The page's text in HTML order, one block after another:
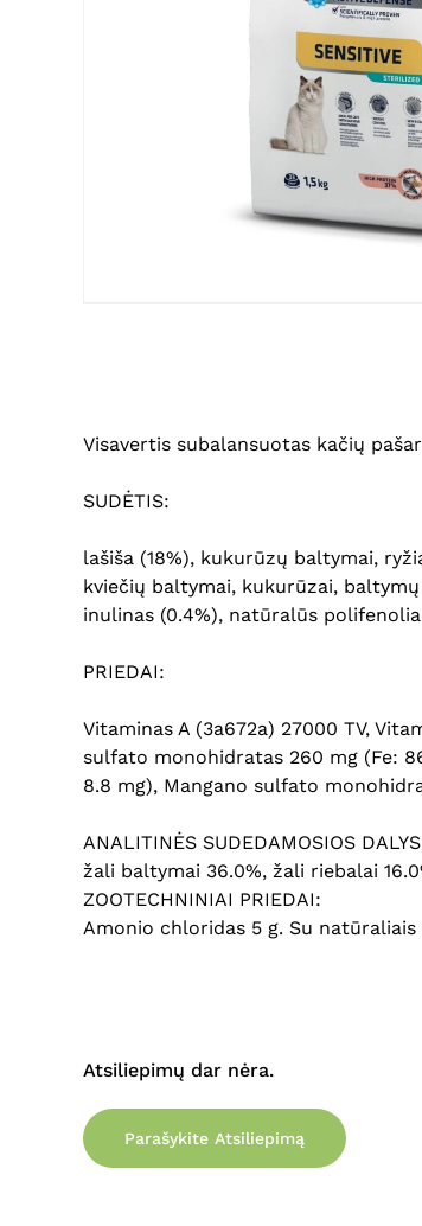
Visavertis subalansuotas kačių
SUDĖTIS:
lašiša (18%), kukurūzų baltymai,
kviečių baltymai, kukurūzai,
inulinas (0.4%), natūralūs
PRIEDAI:
Vitaminas A (3a672a) 27000 TV,
sulfato monohidratas 260 mg (Fe:
8.8 mg), Mangano sulfato
ANALITINĖS SUDEDAMOSIOS
žali baltymai 36.0%, žali riebalai
ZOOTECHNINIAI PRIEDAI:
Amonio chloridas 5 g. Su
Atsiliepimų dar nėra.
Parašykite Atsiliepimą